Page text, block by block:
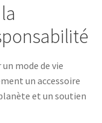
mode de vie
un accessoire
et un soutien